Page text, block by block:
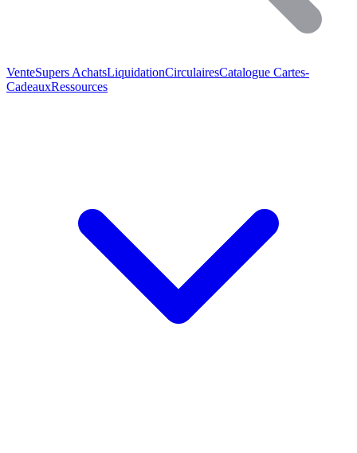
VenteSupers AchatsLiquidationCirculairesCatalogue Cartes-
CadeauxRessources